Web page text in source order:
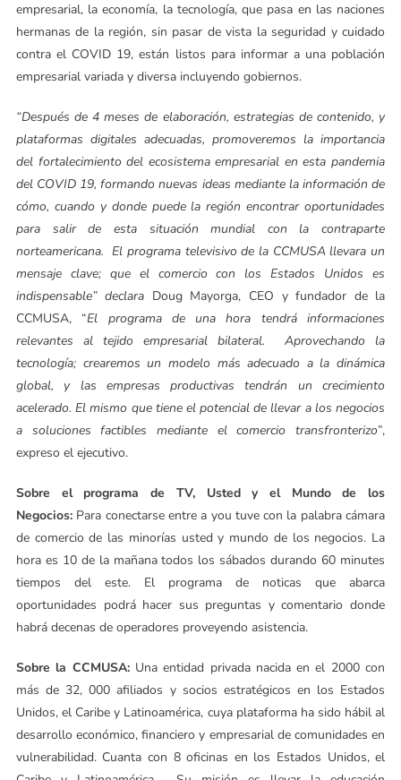
empresarial, la economía, la tecnología, que pasa en las naciones
hermanas de la región, sin pasar de vista la seguridad y cuidado
contra el COVID 19, están listos para informar a una población
empresarial variada y diversa incluyendo gobiernos.
“Después de 4 meses de elaboración, estrategias de contenido, y
plataformas digitales adecuadas, promoveremos la importancia
del fortalecimiento del ecosistema empresarial en esta pandemia
del COVID 19, formando nuevas ideas mediante la información de
cómo, cuando y donde puede la región encontrar oportunidades
para salir de esta situación mundial con la contraparte
norteamericana. El programa televisivo de la CCMUSA llevara un
mensaje clave; que el comercio con los Estados Unidos es
indispensable” declara Doug Mayorga, CEO y fundador de la
CCMUSA, “El programa de una hora tendrá informaciones
relevantes al tejido empresarial bilateral. Aprovechando la
tecnología; crearemos un modelo más adecuado a la dinámica
global, y las empresas productivas tendrán un crecimiento
acelerado. El mismo que tiene el potencial de llevar a los negocios
a soluciones factibles mediante el comercio transfronterizo”,
expreso el ejecutivo.
Sobre el programa de TV, Usted y el Mundo de los
Negocios: Para conectarse entre a you tuve con la palabra cámara
de comercio de las minorías usted y mundo de los negocios. La
hora es 10 de la mañana todos los sábados durando 60 minutes
tiempos del este. El programa de noticas que abarca
oportunidades podrá hacer sus preguntas y comentario donde
habrá decenas de operadores proveyendo asistencia.
Sobre la CCMUSA: Una entidad privada nacida en el 2000 con
más de 32, 000 afiliados y socios estratégicos en los Estados
Unidos, el Caribe y Latinoamérica, cuya plataforma ha sido hábil al
desarrollo económico, financiero y empresarial de comunidades en
vulnerabilidad. Cuanta con 8 oficinas en los Estados Unidos, el